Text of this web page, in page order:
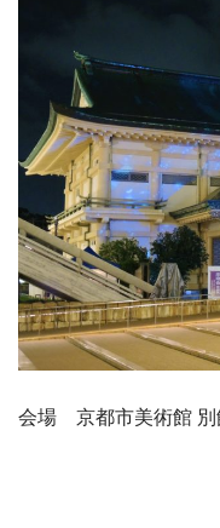
会場 京都市美術館